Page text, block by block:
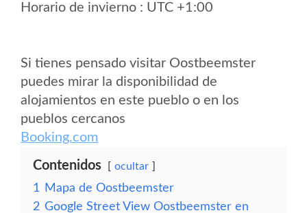
Horario de invierno : UTC +1:00
Si tienes pensado visitar Oostbeemster
puedes mirar la disponibilidad de
alojamientos en este pueblo o en los
pueblos cercanos
Booking.com
Contenidos ocultar
1
Mapa de Oostbeemster
2 Google Street View Oostbeemster en